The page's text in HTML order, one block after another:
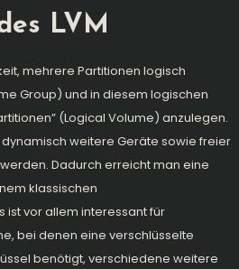
LVM
mehrere Partitionen logisch
Group) und in diesem logischen
(Logical Volume) anzulegen.
weitere Geräte sowie freier
Dadurch erreicht man eine
klassischen
ist vor allem interessant für
bei denen eine verschlüsselte
benötigt, verschiedene weitere